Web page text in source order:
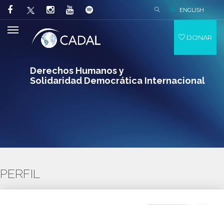
Derechos Humanos y
Solidaridad Democrática Internacional
ENGLISH
DONAR
PERFIL